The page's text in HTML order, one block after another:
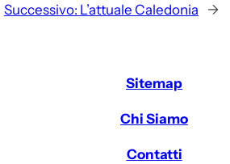
Successivo: L’attuale Caledonia →
Sitemap
Chi Siamo
Contatti